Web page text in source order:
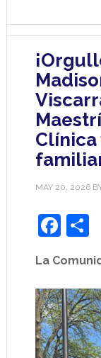
Clínica
MAY 20, 2026
La